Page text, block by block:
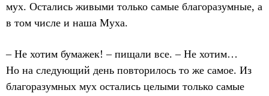
мух. Остались живыми только самые благоразумные, а
в том числе и наша Муха.
– Не хотим бумажек! – пищали все. – Не хотим…
Но на следующий день повторилось то же самое. Из
благоразумных мух остались целыми только самые